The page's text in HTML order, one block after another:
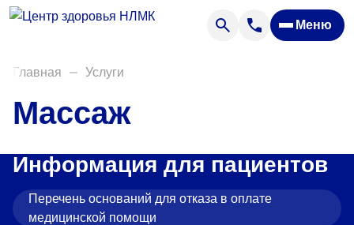
Меню
Анализы
Акции
Пациентам
Вакансии
Отзывы
Главная Услуги
Массаж
Информация для пациентов
Перечень оснований для отказа в оплате
медицинской помощи